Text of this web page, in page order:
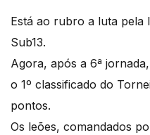
Está ao rubro a luta pela
Sub13.
Agora, após a 6ª
o 1º classificado do
pontos.
Os leões, comandados